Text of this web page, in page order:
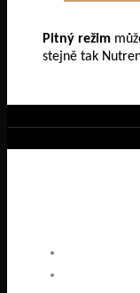
Pitný režim
stejně tak